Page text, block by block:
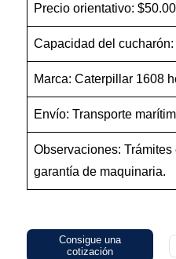
Precio orientativo:
Capacidad del cucharón:
Marca: Caterpillar 1608
Envío: Transporte
Observaciones:
garantía de maquinaria.
Consigue una
cotización